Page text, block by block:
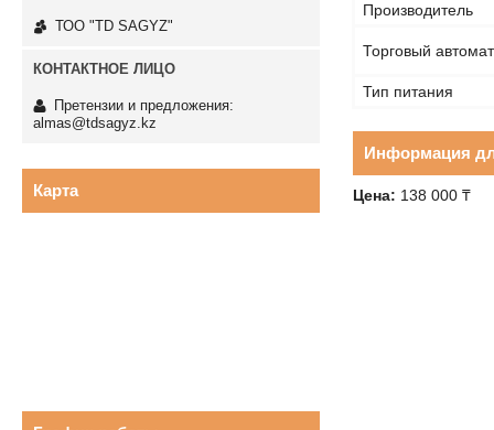
Производитель
Торговый автомат
Тип питания
Информация
Цена: 138 000 ₸
ТОО "TD SAGYZ"
Претензии и предложения:
almas@tdsagyz.kz
Карта